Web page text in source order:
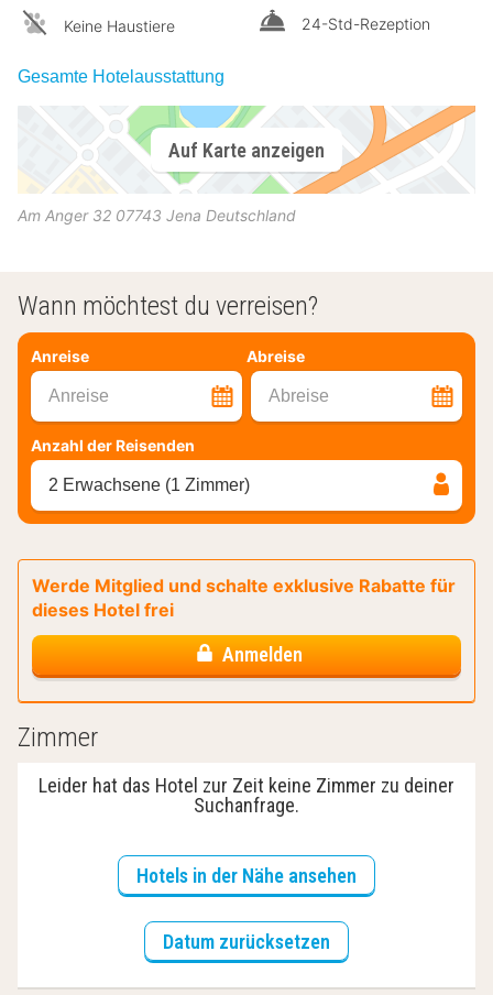
Keine Haustiere
24-Std-Rezeption
Gesamte Hotelausstattung
Auf Karte anzeigen
Am Anger 32 07743 Jena Deutschland
Wann möchtest du verreisen?
Anreise Abreise
Anreise Abreise
Anzahl der Reisenden
2 Erwachsene (1 Zimmer)
Werde Mitglied und schalte exklusive Rabatte für
dieses Hotel frei
Anmelden
Zimmer
Leider hat das Hotel zur Zeit keine Zimmer zu deiner
Suchanfrage.
Hotels in der Nähe ansehen
Datum zurücksetzen